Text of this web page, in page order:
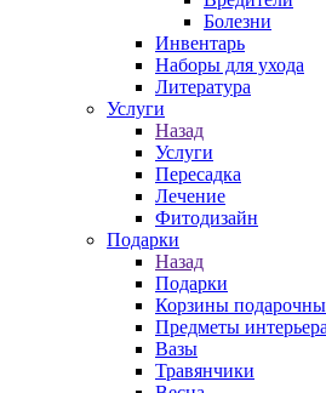
Болезни
Инвентарь
Наборы для ухода
Литература
Услуги
Назад
Услуги
Пересадка
Лечение
Фитодизайн
Подарки
Назад
Подарки
Корзины
Предметы интерьера
Вазы
Травянчики